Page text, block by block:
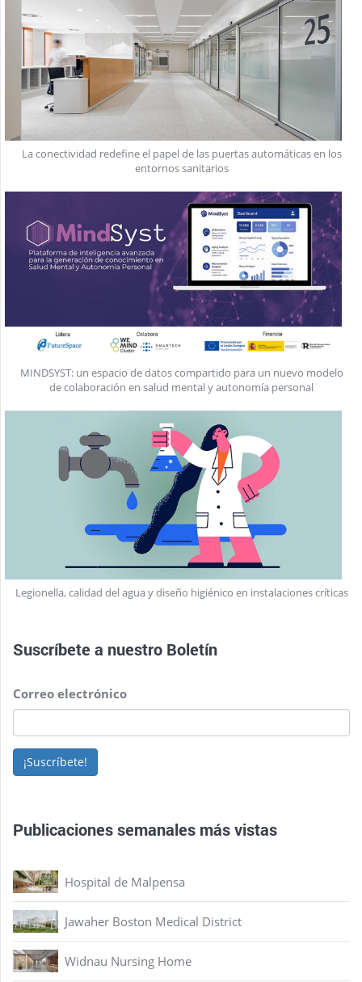
La conectividad redefine el papel de las puertas automáticas en los
entornos sanitarios
MINDSYST: un espacio de datos compartido para un nuevo modelo
de colaboración en salud mental y autonomía personal
Legionella, calidad del agua y diseño higiénico en instalaciones críticas
Suscríbete a nuestro Boletín
Correo electrónico
¡Suscríbete!
Publicaciones semanales más vistas
Hospital de Malpensa
Jawaher Boston Medical District
Widnau Nursing Home